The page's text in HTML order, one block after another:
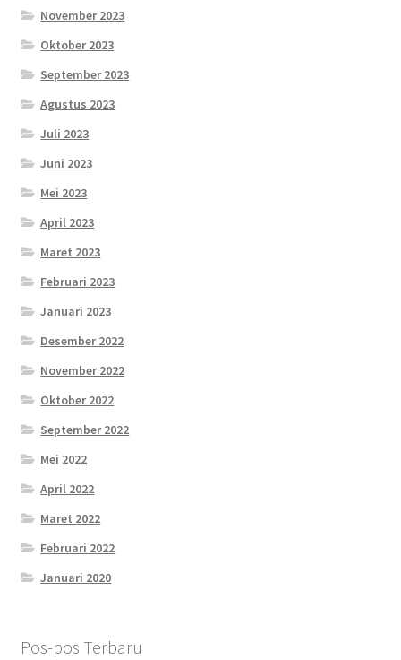
November 2023
Oktober 2023
September 2023
Agustus 2023
Juli 2023
Juni 2023
Mei 2023
April 2023
Maret 2023
Februari 2023
Januari 2023
Desember 2022
November 2022
Oktober 2022
September 2022
Mei 2022
April 2022
Maret 2022
Februari 2022
Januari 2020
Pos-pos Terbaru